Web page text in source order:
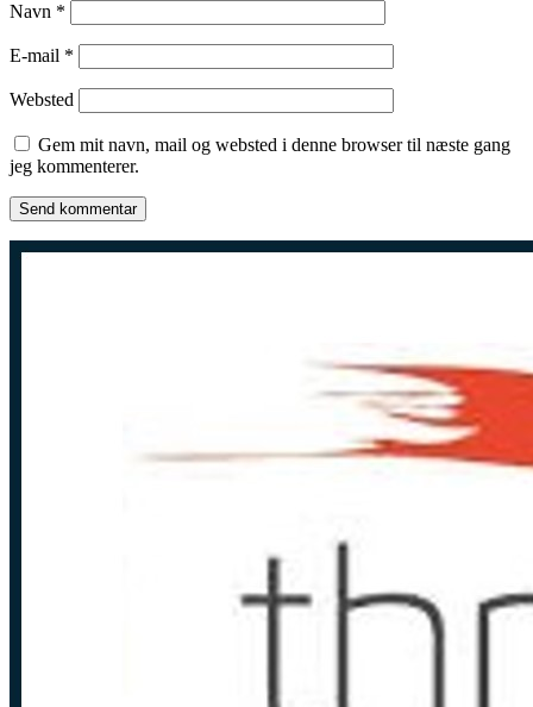
Navn *
E-mail *
Websted
Gem mit navn, mail og websted i denne browser til næste gang
jeg kommenterer.